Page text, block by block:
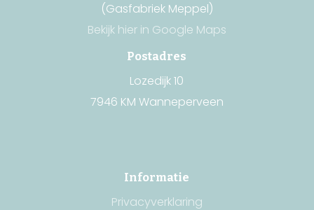
(Gasfabriek Meppel)
Bekijk hier in Google Maps
Postadres
Lozedijk 10
7946 KM Wanneperveen
Informatie
Privacyverklaring